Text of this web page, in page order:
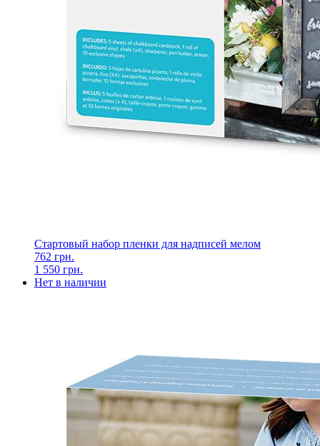
Стартовый набор пленки для надписей мелом
762 грн.
1 550 грн.
Нет в наличии